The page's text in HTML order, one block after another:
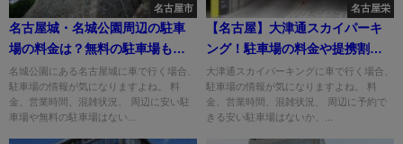
名古屋市
名古屋城・名城公園周辺の駐車
場の料金は？無料の駐車場も紹
介！
名城公園にある名古屋城に車で行く場合、
駐車場の情報が気になりますよね。 料
金、営業時間、混雑状況、 周辺に安い駐
車場や無料の駐車場はない...
名古屋栄
【名古屋】大津通スカイパーキ
ング！駐車場の料金や提携割引
は？
大津通スカイパーキングに車で行く場合、
駐車場の情報が気になりますよね。 料
金、営業時間、混雑状況、 周辺に予約で
きる安い駐車場はないか、...